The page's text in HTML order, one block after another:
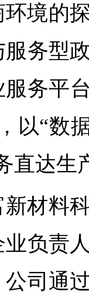
境的
务型
务平
以“数
直达生
材料
负责
司通